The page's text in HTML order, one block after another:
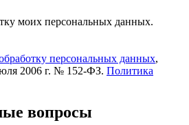
моих персональных данных.
персональных данных,
2006 г. № 152-ФЗ. Политика
вопросы